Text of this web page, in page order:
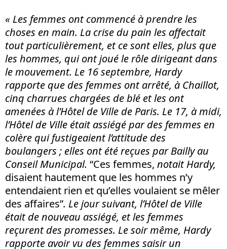
« Les femmes ont commencé à prendre les
choses en main. La crise du pain les affectait
tout particulièrement, et ce sont elles, plus que
les hommes, qui ont joué le rôle dirigeant dans
le mouvement. Le 16 septembre, Hardy
rapporte que des femmes ont arrêté, à Chaillot,
cinq charrues chargées de blé et les ont
amenées à l’Hôtel de Ville de Paris. Le 17, à midi,
l’Hôtel de Ville était assiégé par des femmes en
colère qui fustigeaient l’attitude des
boulangers ; elles ont été reçues par Bailly au
Conseil Municipal. “Ces femmes, notait Hardy,
disaient hautement que les hommes n’y
entendaient rien et qu’elles voulaient se mêler
des affaires”. Le jour suivant, l’Hôtel de Ville
était de nouveau assiégé, et les femmes
reçurent des promesses. Le soir même, Hardy
rapporte avoir vu des femmes saisir un